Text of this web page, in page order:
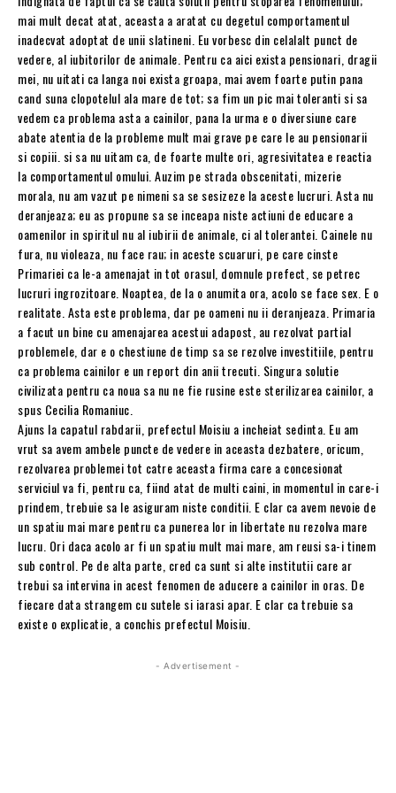
mai mult decat atat, aceasta a aratat cu degetul comportamentul
inadecvat adoptat de unii slatineni. Eu vorbesc din celalalt punct de
vedere, al iubitorilor de animale. Pentru ca aici exista pensionari, dragii
mei, nu uitati ca langa noi exista groapa, mai avem foarte putin pana
cand suna clopotelul ala mare de tot; sa fim un pic mai toleranti si sa
vedem ca problema asta a cainilor, pana la urma e o diversiune care
abate atentia de la probleme mult mai grave pe care le au pensionarii
si copiii. si sa nu uitam ca, de foarte multe ori, agresivitatea e reactia
la comportamentul omului. Auzim pe strada obscenitati, mizerie
morala, nu am vazut pe nimeni sa se sesizeze la aceste lucruri. Asta nu
deranjeaza; eu as propune sa se inceapa niste actiuni de educare a
oamenilor in spiritul nu al iubirii de animale, ci al tolerantei. Cainele nu
fura, nu violeaza, nu face rau; in aceste scuaruri, pe care cinste
Primariei ca le-a amenajat in tot orasul, domnule prefect, se petrec
lucruri ingrozitoare. Noaptea, de la o anumita ora, acolo se face sex. E o
realitate. Asta este problema, dar pe oameni nu ii deranjeaza. Primaria
a facut un bine cu amenajarea acestui adapost, au rezolvat partial
problemele, dar e o chestiune de timp sa se rezolve investitiile, pentru
ca problema cainilor e un report din anii trecuti. Singura solutie
civilizata pentru ca noua sa nu ne fie rusine este sterilizarea cainilor, a
spus Cecilia Romaniuc.
Ajuns la capatul rabdarii, prefectul Moisiu a incheiat sedinta. Eu am
vrut sa avem ambele puncte de vedere in aceasta dezbatere, oricum,
rezolvarea problemei tot catre aceasta firma care a concesionat
serviciul va fi, pentru ca, fiind atat de multi caini, in momentul in care-i
prindem, trebuie sa le asiguram niste conditii. E clar ca avem nevoie de
un spatiu mai mare pentru ca punerea lor in libertate nu rezolva mare
lucru. Ori daca acolo ar fi un spatiu mult mai mare, am reusi sa-i tinem
sub control. Pe de alta parte, cred ca sunt si alte institutii care ar
trebui sa intervina in acest fenomen de aducere a cainilor in oras. De
fiecare data strangem cu sutele si iarasi apar. E clar ca trebuie sa
existe o explicatie, a conchis prefectul Moisiu.
- Advertisement -